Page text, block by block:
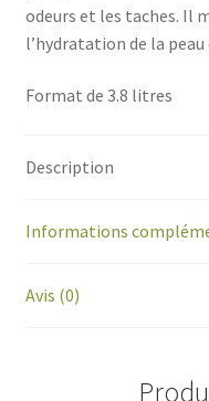
odeurs et les taches. Il
l’hydratation de la peau
Format de 3.8 litres
Description
Informations
Avis (0)